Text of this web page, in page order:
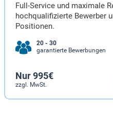
Full-Service und maximale
hochqualifizierte Bewerber
Positionen.
20 - 30
garantierte Bewerbungen
Nur 995€
zzgl. MwSt.